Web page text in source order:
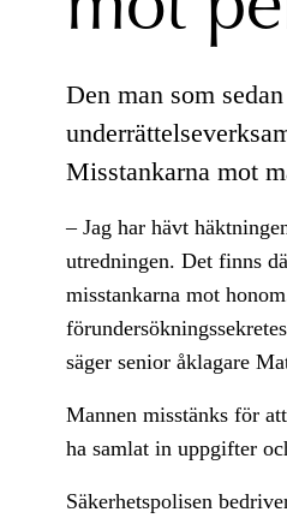
Den man som
Misstankarna mot
– Jag har hävt
utredningen. Det finns
misstankarna mot
säger senior åklagare
Mannen misstänks för
ha samlat in uppgifter
Säkerhetspolisen